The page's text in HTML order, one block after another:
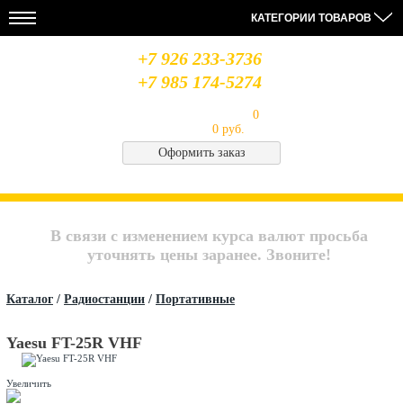
КАТЕГОРИИ ТОВАРОВ
+7 926 233-3736
+7 985 174-5274
0
0 руб.
Оформить заказ
НОВОСТИ
28.08.19
14.08.19
06.08.19
СОЦСЕТЯХВ связи с изменением курса валют просьба
уточнять цены заранее. Звоните!
Каталог / Радиостанции / Портативные
Yaesu FT-25R VHF
Увеличить